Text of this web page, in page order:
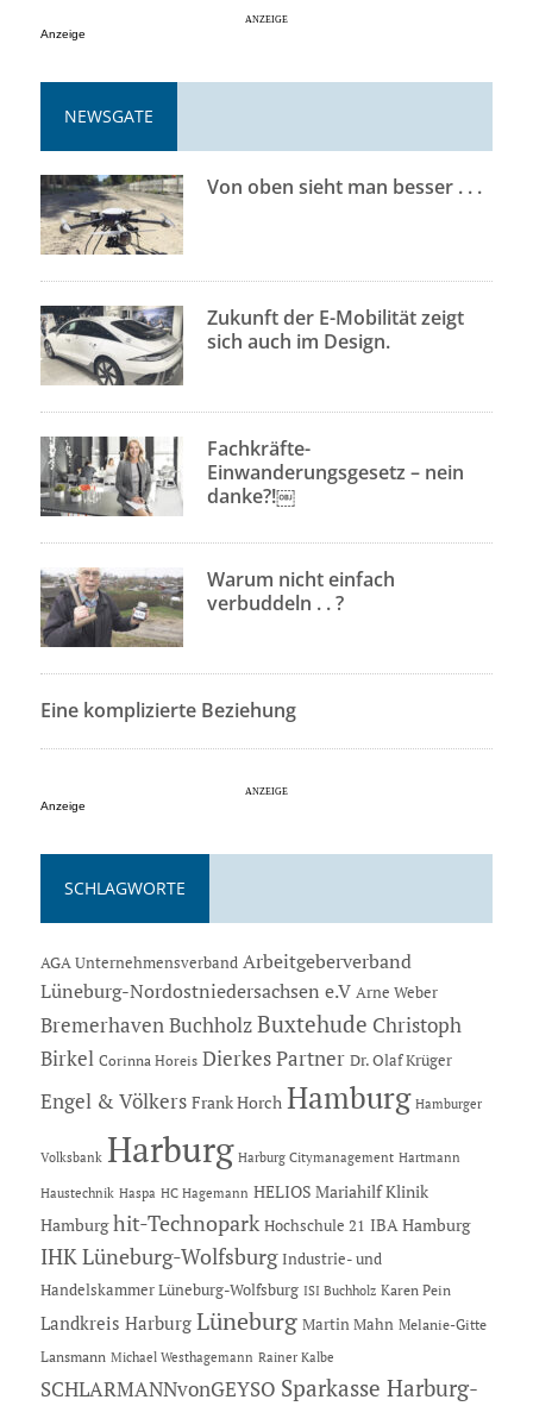
Anzeige
NEWSGATE
Von oben sieht man besser . . .
Zukunft der E-Mobilität zeigt
sich auch im Design.
Fachkräfte-
Einwanderungsgesetz – nein
danke?!￼
Warum nicht einfach
verbuddeln . . ?
Eine komplizierte Beziehung
Anzeige
SCHLAGWORTE
AGA Unternehmensverband Arbeitgeberverband
Lüneburg-Nordostniedersachsen e.V Arne Weber
Bremerhaven Buchholz Buxtehude Christoph
Birkel Corinna Horeis Dierkes Partner Dr. Olaf Krüger
Engel & Völkers Frank Horch Hamburg Hamburger
Volksbank Harburg Harburg Citymanagement Hartmann
Haustechnik Haspa HC Hagemann HELIOS Mariahilf Klinik
Hamburg hit-Technopark Hochschule 21 IBA Hamburg
IHK Lüneburg-Wolfsburg Industrie- und
Handelskammer Lüneburg-Wolfsburg ISI Buchholz Karen Pein
Landkreis Harburg Lüneburg Martin Mahn Melanie-Gitte
Lansmann Michael Westhagemann Rainer Kalbe
SCHLARMANNvonGEYSO Sparkasse Harburg-